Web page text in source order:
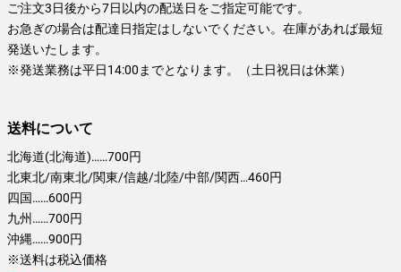
ご注文3日後から7日以内の配送日をご指定可能です。
お急ぎの場合は配達日指定はしないでください。在庫があれば最短
発送いたします。
※発送業務は平日14:00までとなります。（土日祝日は休業）
送料について
北海道(北海道)……700円
北東北/南東北/関東/信越/北陸/中部/関西…460円
四国……600円
九州……700円
沖縄……900円
※送料は税込価格